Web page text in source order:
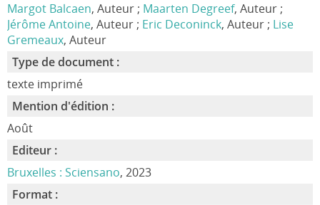
Margot Balcaen, Auteur ; Maarten Degreef, Auteur ;
Jérôme Antoine, Auteur ; Eric Deconinck, Auteur ; Lise
Gremeaux, Auteur
Type de document :
texte imprimé
Mention d'édition :
Août
Editeur :
Bruxelles : Sciensano, 2023
Format :